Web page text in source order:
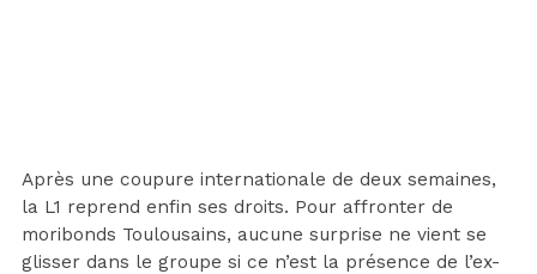
Après une coupure internationale de deux semaines,
la L1 reprend enfin ses droits. Pour affronter de
moribonds Toulousains, aucune surprise ne vient se
glisser dans le groupe si ce n’est la présence de l’ex-